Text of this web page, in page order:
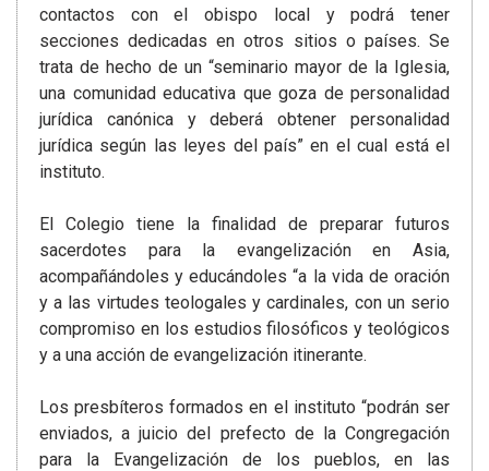
contactos con el obispo local y podrá tener
secciones dedicadas en otros sitios o países. Se
trata de hecho de un “seminario mayor de la Iglesia,
una comunidad educativa que goza de personalidad
jurídica canónica y deberá obtener personalidad
jurídica según las leyes del país” en el cual está el
instituto.
El Colegio tiene la finalidad de preparar futuros
sacerdotes para la evangelización en Asia,
acompañándoles y educándoles “a la vida de oración
y a las virtudes teologales y cardinales, con un serio
compromiso en los estudios filosóficos y teológicos
y a una acción de evangelización itinerante.
Los presbíteros formados en el instituto “podrán ser
enviados, a juicio del prefecto de la Congregación
para la Evangelización de los pueblos, en las